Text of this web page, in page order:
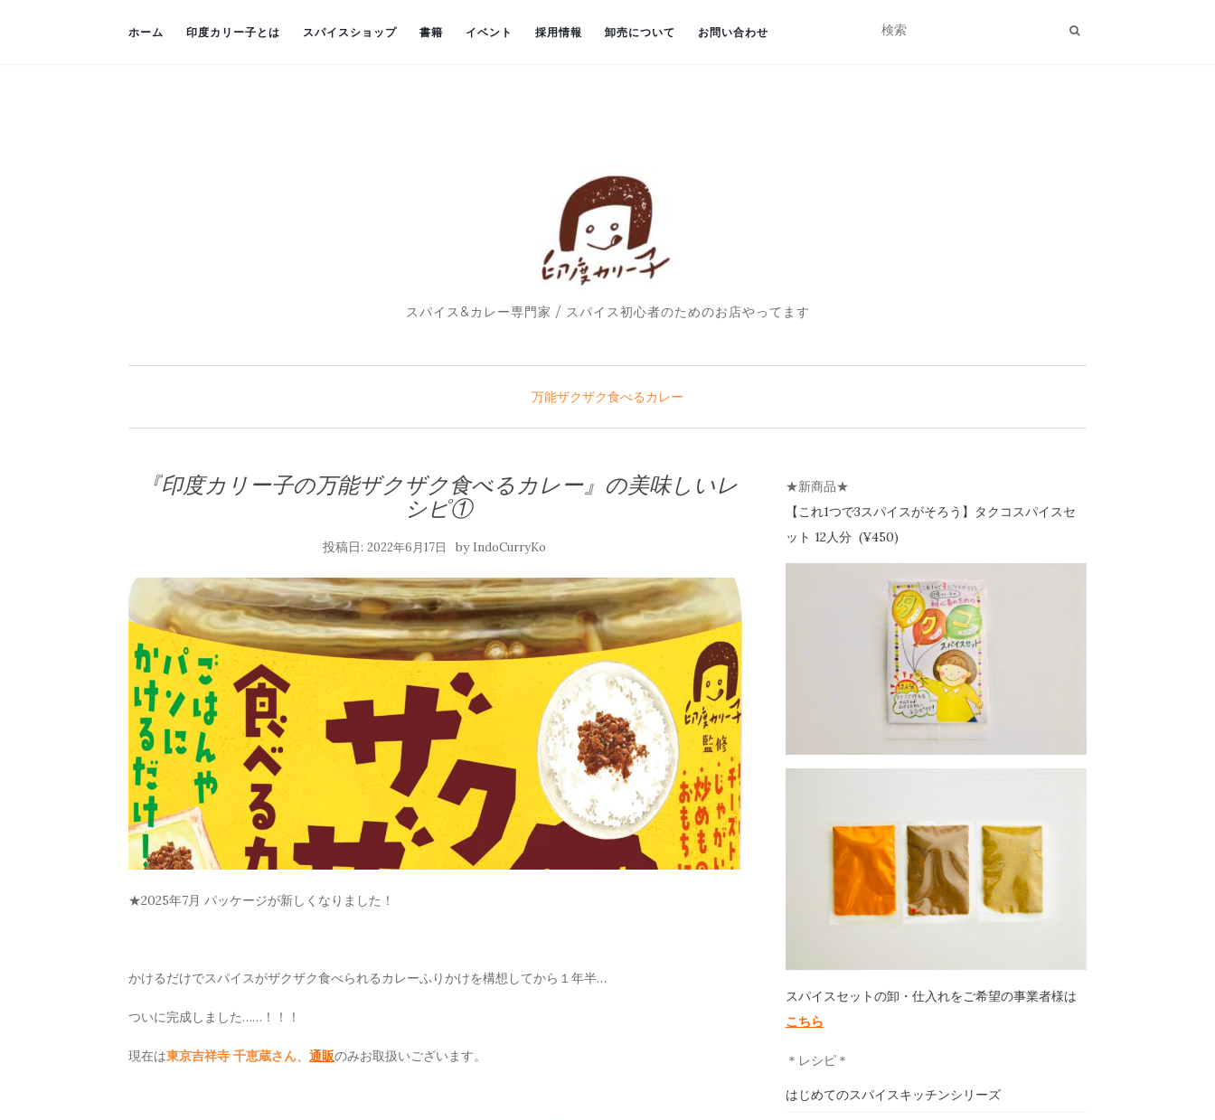
ホーム 印度カリー子とは スパイスショップ 書籍 イベント 採用情報 卸売について お問い合わせ
スパイス&カレー専門家 / スパイス初心者のためのお店やってます
万能ザクザク食べるカレー
『印度カリー子の万能ザクザク食べるカレー』の美味しいレ
シピ①
投稿日: 2022年6月17日 by IndoCurryKo
★2025年7月 パッケージが新しくなりました！
かけるだけでスパイスがザクザク食べられるカレーふりかけを構想してから１年半…
ついに完成しました……！！！
現在は東京吉祥寺 千恵蔵さん、 通販のみお取扱いございます。
★新商品★
【これ1つで3スパイスがそろう】
タクコスパイスセ
ット 12人分 (¥450)
スパイスセットの卸・仕入れをご希望の事業者様は
こちら
＊レシピ＊
はじめてのスパイスキッチンシリーズ